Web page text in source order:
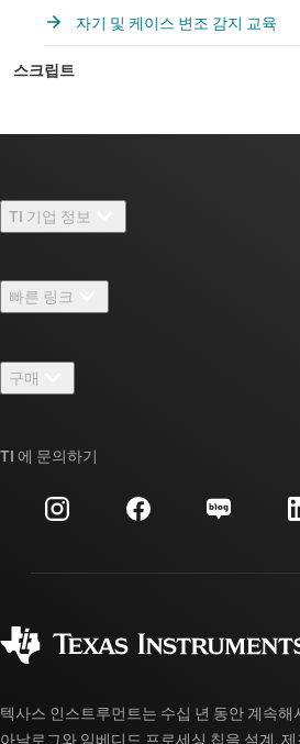
자기 및 케이스 변조 감지 교육
TI 기업 정보
채용
뉴스룸
이벤트
투자 관계
빠른 링크
TI E2E™ 설계 지원 포럼
대체품 검색
고객 지원 센터
myTI 계정 FAQ
구매
주문 FAQ
TI 에 문의하기
텍사스 인스트루먼트는 수십 년 동안 계속해
아날로그와 임베디드 프로세싱 칩을 설계,